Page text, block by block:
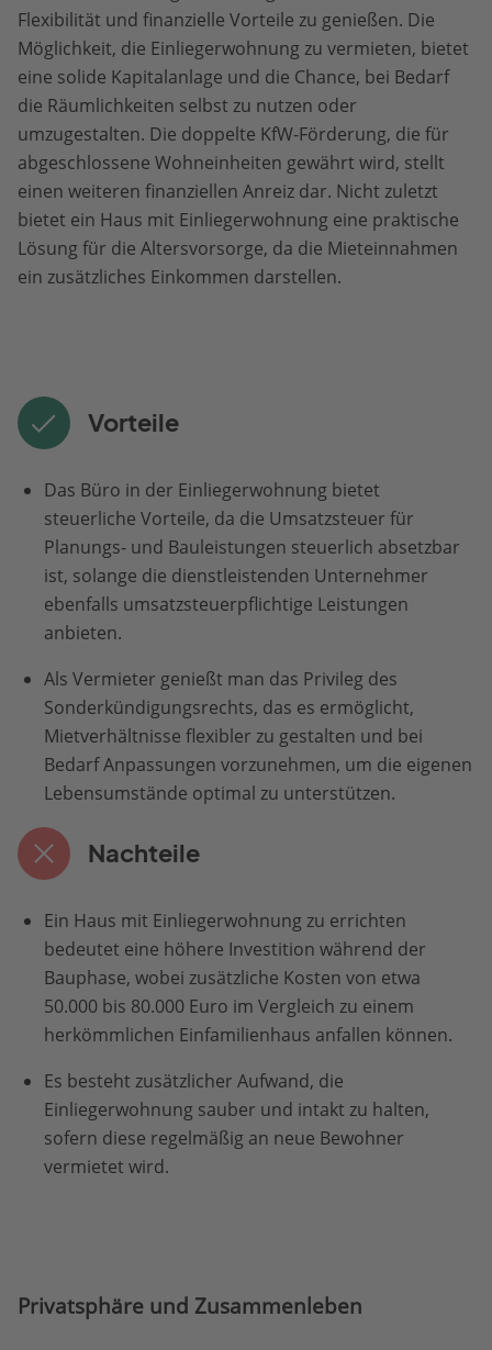
Flexibilität und finanzielle Vorteile zu genießen. Die
Möglichkeit, die Einliegerwohnung zu vermieten, bietet
eine solide Kapitalanlage und die Chance, bei Bedarf
die Räumlichkeiten selbst zu nutzen oder
umzugestalten. Die doppelte KfW-Förderung, die für
abgeschlossene Wohneinheiten gewährt wird, stellt
einen weiteren finanziellen Anreiz dar. Nicht zuletzt
bietet ein Haus mit Einliegerwohnung eine praktische
Lösung für die Altersvorsorge, da die Mieteinnahmen
ein zusätzliches Einkommen darstellen.
Vorteile
Das Büro in der Einliegerwohnung bietet
steuerliche Vorteile, da die Umsatzsteuer für
Planungs- und Bauleistungen steuerlich absetzbar
ist, solange die dienstleistenden Unternehmer
ebenfalls umsatzsteuerpflichtige Leistungen
anbieten.
Als Vermieter genießt man das Privileg des
Sonderkündigungsrechts, das es ermöglicht,
Mietverhältnisse flexibler zu gestalten und bei
Bedarf Anpassungen vorzunehmen, um die eigenen
Lebensumstände optimal zu unterstützen.
Nachteile
Ein Haus mit Einliegerwohnung zu errichten
bedeutet eine höhere Investition während der
Bauphase, wobei zusätzliche Kosten von etwa
50.000 bis 80.000 Euro im Vergleich zu einem
herkömmlichen Einfamilienhaus anfallen können.
Es besteht zusätzlicher Aufwand, die
Einliegerwohnung sauber und intakt zu halten,
sofern diese regelmäßig an neue Bewohner
vermietet wird.
Privatsphäre und Zusammenleben